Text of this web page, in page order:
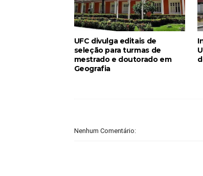
UFC divulga editais de
seleção para turmas de
mestrado e doutorado em
Geografia
Nenhum Comentário: